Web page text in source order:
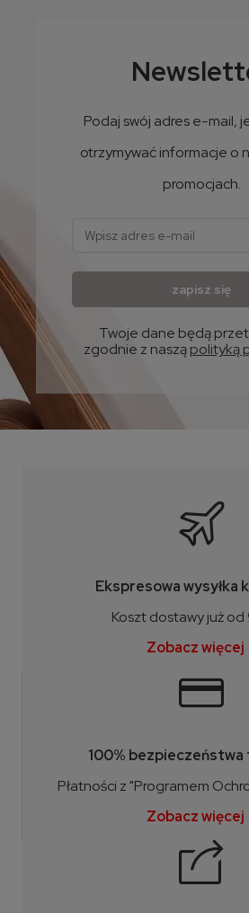
189,99 zł
Cena netto: 154,46 zł
Podaj swój adres e-mail,
otrzymywać informacje o
promocjach.
zapisz się
Twoje dane będą
zgodnie z nasząpolityką
Ekspresowa wysyłka
Koszt dostawy już od
Zobacz więcej
100% bezpieczeństwa
Płatności z "Programem
Zobacz więcej